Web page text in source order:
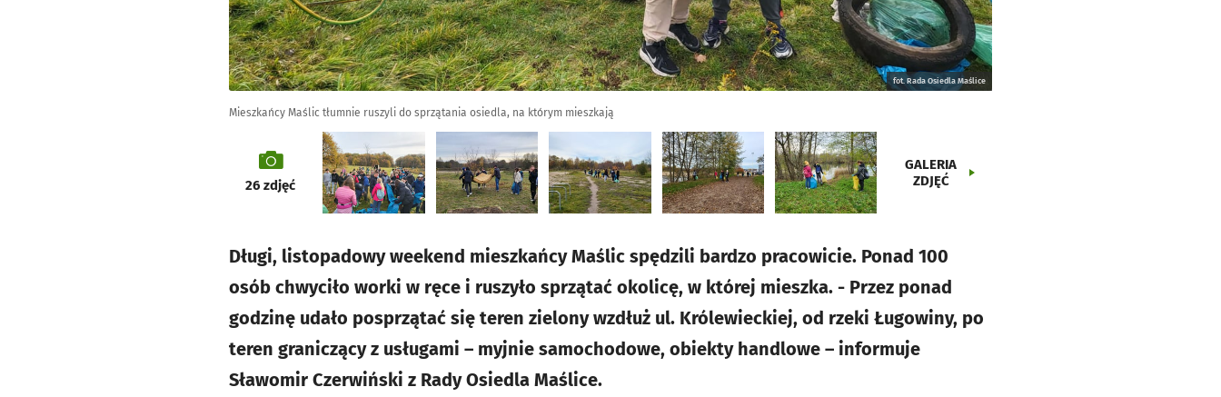
fot. Rada Osiedla Maślice
Mieszkańcy Maślic tłumnie ruszyli do sprzątania osiedla, na którym mieszkają
galeria
26 zdjęć
GALERIA
ZDJĘĆ
Długi, listopadowy weekend mieszkańcy Maślic spędzili bardzo pracowicie. Ponad 100
osób chwyciło worki w ręce i ruszyło sprzątać okolicę, w której mieszka. - Przez ponad
godzinę udało posprzątać się teren zielony wzdłuż ul. Królewieckiej, od rzeki Ługowiny, po
teren graniczący z usługami – myjnie samochodowe, obiekty handlowe – informuje
Sławomir Czerwiński z Rady Osiedla Maślice.